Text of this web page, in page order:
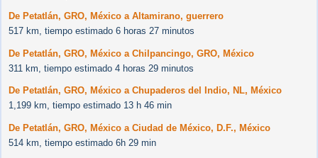
De Petatlán, GRO, México a Altamirano, guerrero
517 km, tiempo estimado 6 horas 27 minutos
De Petatlán, GRO, México a Chilpancingo, GRO, México
311 km, tiempo estimado 4 horas 29 minutos
De Petatlán, GRO, México a Chupaderos del Indio, NL, México
1,199 km, tiempo estimado 13 h 46 min
De Petatlán, GRO, México a Ciudad de México, D.F., México
514 km, tiempo estimado 6h 29 min